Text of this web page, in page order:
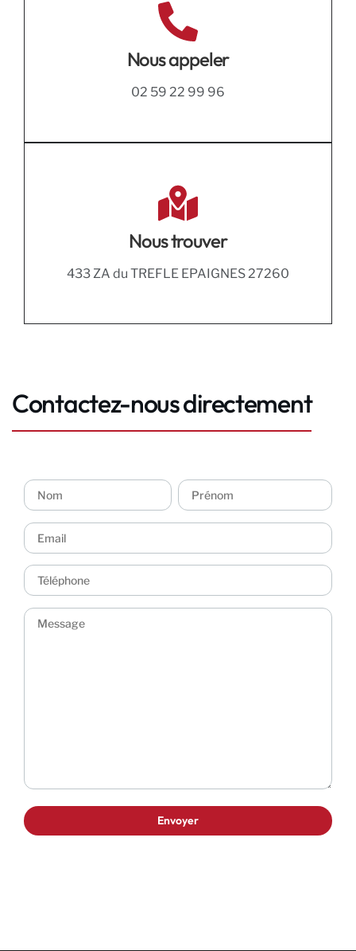
Nous appeler
02 59 22 99 96
Nous trouver
433 ZA du TREFLE EPAIGNES 27260
Contactez-nous directement